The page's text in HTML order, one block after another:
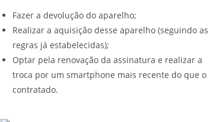
Fazer a devolução do aparelho;
Realizar a aquisição desse aparelho (seguindo as
regras já estabelecidas);
Optar pela renovação da assinatura e realizar a
troca por um smartphone mais recente do que o
contratado.